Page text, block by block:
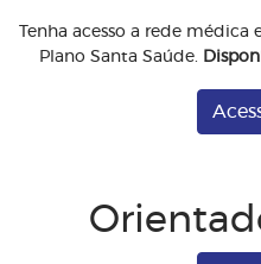
Tenha acesso a rede
Plano Santa Saúde.